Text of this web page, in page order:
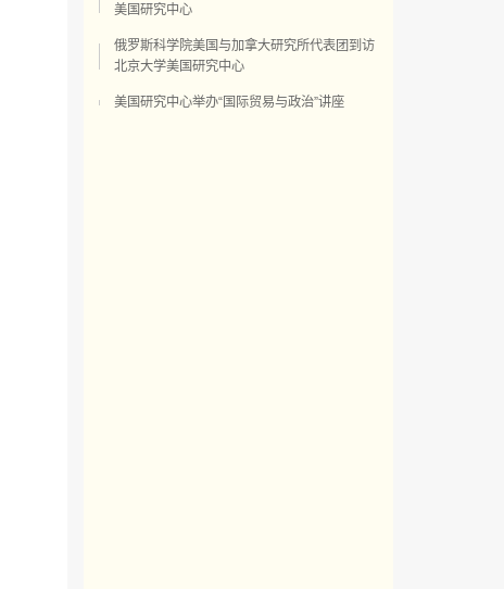
美国研究中心
俄罗斯科学院美国与加拿大研究所代表团到访
北京大学美国研究中心
美国研究中心举办“国际贸易与政治”讲座